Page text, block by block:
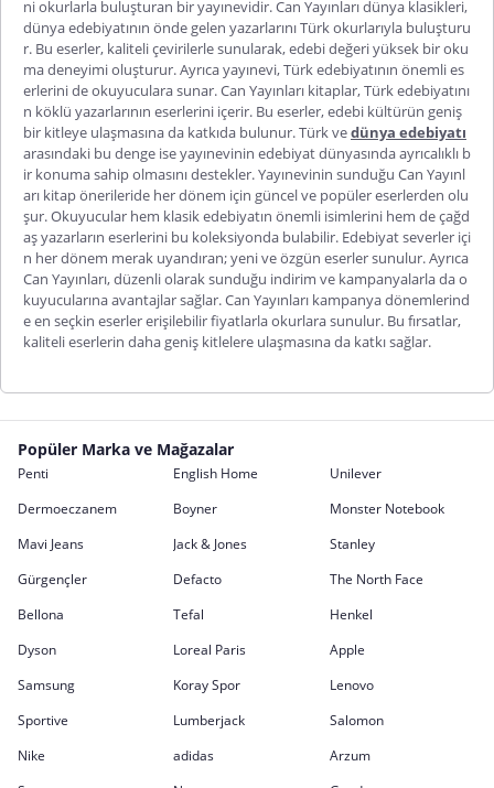
ni okurlarla buluşturan bir yayınevidir.Can Yayınları dünya klasikleri,
dünya edebiyatının önde gelen yazarlarını Türk okurlarıyla buluşturu
r. Bu eserler, kaliteli çevirilerle sunularak, edebi değeri yüksek bir oku
ma deneyimi oluşturur. Ayrıca yayınevi, Türk edebiyatının önemli es
erlerini de okuyuculara sunar. Can Yayınları kitaplar, Türk edebiyatını
n köklü yazarlarının eserlerini içerir. Bu eserler, edebi kültürün geniş
bir kitleye ulaşmasına da katkıda bulunur. Türk vedünya edebiyatı
arasındaki bu denge ise yayınevinin edebiyat dünyasında ayrıcalıklı b
ir konuma sahip olmasını destekler. Yayınevinin sunduğu Can Yayınl
arı kitap önerileride her dönem için güncel ve popüler eserlerden olu
şur. Okuyucular hem klasik edebiyatın önemli isimlerini hem de çağd
aş yazarların eserlerini bu koleksiyonda bulabilir. Edebiyat severler içi
n her dönem merak uyandıran; yeni ve özgün eserler sunulur. Ayrıca
Can Yayınları, düzenli olarak sunduğu indirim ve kampanyalarla da o
kuyucularına avantajlar sağlar.Can Yayınları kampanyadönemlerind
e en seçkin eserler erişilebilir fiyatlarla okurlara sunulur. Bu fırsatlar,
kaliteli eserlerin daha geniş kitlelere ulaşmasına da katkı sağlar.
Popüler Marka ve Mağazalar
Penti English Home
Unilever
Dermoeczanem
Boyner
Monster Notebook
Mavi Jeans
Jack & Jones
Stanley
Gürgençler
Defacto
The North Face
Bellona
Tefal
Henkel
Dyson
Loreal Paris
Apple
Samsung
Koray Spor
Lenovo
Sportive
Lumberjack
Salomon
Nike
adidas
Arzum